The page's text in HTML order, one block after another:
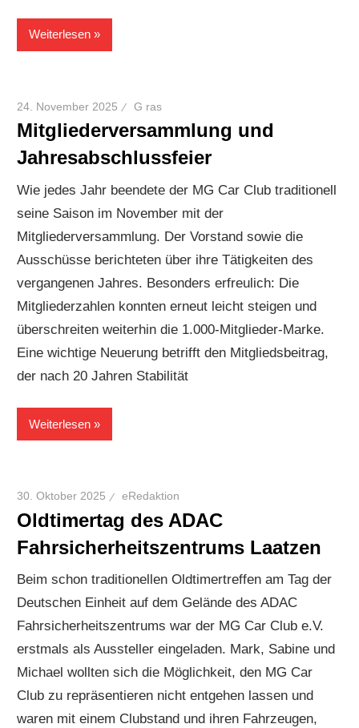
Weiterlesen
24. November 2025 G ras
Mitgliederversammlung und
Jahresabschlussfeier
Wie jedes Jahr beendete der MG Car Club traditionell
seine Saison im November mit der
Mitgliederversammlung. Der Vorstand sowie die
Ausschüsse berichteten über ihre Tätigkeiten des
vergangenen Jahres. Besonders erfreulich: Die
Mitgliederzahlen konnten erneut leicht steigen und
überschreiten weiterhin die 1.000-Mitglieder-Marke.
Eine wichtige Neuerung betrifft den Mitgliedsbeitrag,
der nach 20 Jahren Stabilität
Weiterlesen
30. Oktober 2025 eRedaktion
Oldtimertag des ADAC
Fahrsicherheitszentrums Laatzen
Beim schon traditionellen Oldtimertreffen am Tag der
Deutschen Einheit auf dem Gelände des ADAC
Fahrsicherheitszentrums war der MG Car Club e.V.
erstmals als Aussteller eingeladen. Mark, Sabine und
Michael wollten sich die Möglichkeit, den MG Car
Club zu repräsentieren nicht entgehen lassen und
waren mit einem Clubstand und ihren Fahrzeugen,